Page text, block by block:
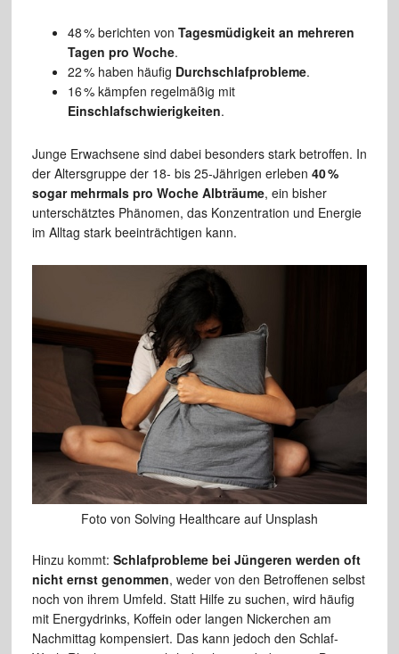
48 % berichten von Tagesmüdigkeit an mehreren
Tagen pro Woche.
22 % haben häufig Durchschlafprobleme.
16 % kämpfen regelmäßig mit
Einschlafschwierigkeiten.
Junge Erwachsene sind dabei besonders stark betroffen. In
der Altersgruppe der 18- bis 25-Jährigen erleben 40 %
sogar mehrmals pro Woche Albträume, ein bisher
unterschätztes Phänomen, das Konzentration und Energie
im Alltag stark beeinträchtigen kann.
Foto von Solving Healthcare auf Unsplash
Hinzu kommt: Schlafprobleme bei Jüngeren werden oft
nicht ernst genommen, weder von den Betroffenen selbst
noch von ihrem Umfeld. Statt Hilfe zu suchen, wird häufig
mit Energydrinks, Koffein oder langen Nickerchen am
Nachmittag kompensiert. Das kann jedoch den Schlaf-